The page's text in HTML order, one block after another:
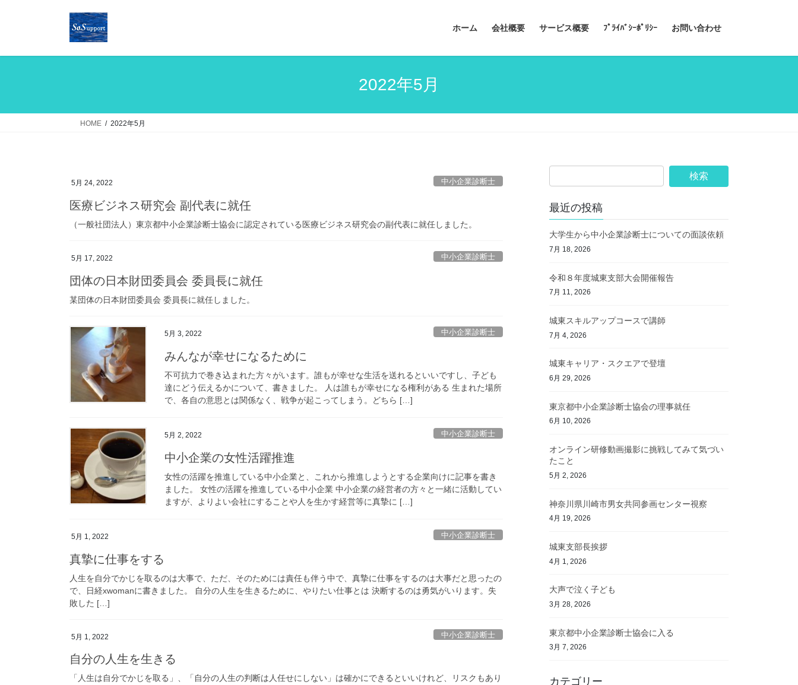
ホーム 会社概要 サービス概要 ﾌﾟﾗｲﾊﾞｼｰﾎﾟﾘｼｰ お問い合わせ
2022年5月
HOME 2022年5月
5月 24, 2022 中小企業診断士
医療ビジネス研究会 副代表に就任
（一般社団法人）東京都中小企業診断士協会に認定されている医療ビジネス研究会の副代表に就任しました。
5月 17, 2022 中小企業診断士
団体の日本財団委員会 委員長に就任
某団体の日本財団委員会 委員長に就任しました。
5月 3, 2022 中小企業診断士
みんなが幸せになるために
不可抗力で巻き込まれた方々がいます。誰もが幸せな生活を送れるといいですし、子ども
達にどう伝えるかについて、書きました。 人は誰もが幸せになる権利がある 生まれた場所
で、各自の意思とは関係なく、戦争が起こってしまう。どちら […]
5月 2, 2022 中小企業診断士
中小企業の女性活躍推進
女性の活躍を推進している中小企業と、これから推進しようとする企業向けに記事を書き
ました。 女性の活躍を推進している中小企業 中小企業の経営者の方々と一緒に活動してい
ますが、よりよい会社にすることや人を生かす経営等に真摯に […]
5月 1, 2022 中小企業診断士
真摯に仕事をする
人生を自分でかじを取るのは大事で、ただ、そのためには責任も伴う中で、真摯に仕事をするのは大事だと思ったの
で、日経xwomanに書きました。 自分の人生を生きるために、やりたい仕事とは 決断するのは勇気がいります。失
敗した […]
5月 1, 2022 中小企業診断士
自分の人生を生きる
「人生は自分でかじを取る」、「自分の人生の判断は人任せにしない」は確かにできるといいけれど、リスクもあり
最近の投稿
大学生から中小企業診断士についての面談依頼
7月 18, 2026
令和８年度城東支部大会開催報告
7月 11, 2026
城東スキルアップコースで講師
7月 4, 2026
城東キャリア・スクエアで登壇
6月 29, 2026
東京都中小企業診断士協会の理事就任
6月 10, 2026
オンライン研修動画撮影に挑戦してみて気づい
たこと
5月 2, 2026
神奈川県川崎市男女共同参画センター視察
4月 19, 2026
城東支部長挨拶
4月 1, 2026
大声で泣く子ども
3月 28, 2026
東京都中小企業診断士協会に入る
3月 7, 2026
カテゴリー